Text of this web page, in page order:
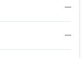
—
—